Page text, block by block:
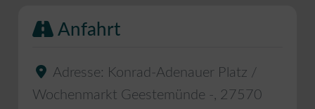
Anfahrt
Adresse: Konrad-Adenauer Platz /
Wochenmarkt Geestemünde -, 27570